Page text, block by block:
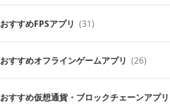
おすすめFPSアプリ (31)
おすすめオフラインゲームアプリ (26)
おすすめ仮想通貨・ブロックチェーンアプリ